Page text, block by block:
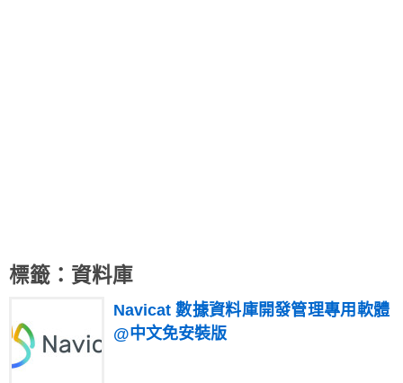
標籤：資料庫
Navicat 數據資料庫開發管理專用軟體
@中文免安裝版